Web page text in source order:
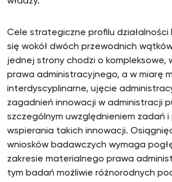
Cele strategiczne profilu działalności
się wokół dwóch przewodnich
jednej strony chodzi o kompleksowe,
prawa administracyjnego, a w miarę
interdyscyplinarne, ujęcie
zagadnień innowacji w administracji
szczególnym uwzględnieniem zadań i
wspierania takich innowacji.
wniosków badawczych wymaga
zakresie materialnego prawa
tym badań możliwie różnorodnych